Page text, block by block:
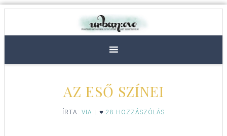
AZ ESŐ SZÍNEI
ÍRTA: VIA 28 HOZZÁSZÓLÁS